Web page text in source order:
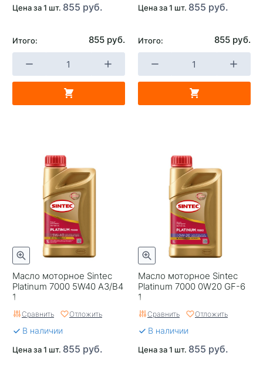
Цена за 1 шт. 855 руб.
Итого: 855 руб.
Цена за 1 шт. 855 руб.
Итого: 855 руб.
Масло моторное Sintec
Platinum 7000 5W40 A3/B4
1
Сравнить Отложить
В наличии
Цена за 1 шт. 855 руб.
Масло моторное Sintec
Platinum 7000 0W20 GF-6
1
Сравнить Отложить
В наличии
Цена за 1 шт. 855 руб.